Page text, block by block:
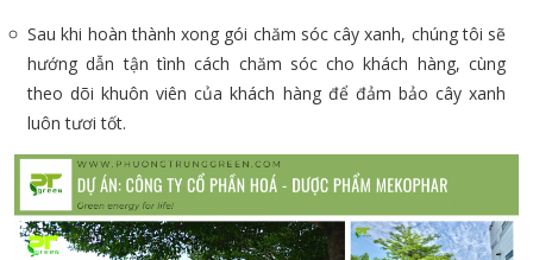
Sau khi hoàn thành xong gói chăm sóc cây xanh, chúng tôi sẽ
hướng dẫn tận tình cách chăm sóc cho khách hàng, cùng
theo dõi khuôn viên của khách hàng để đảm bảo cây xanh
luôn tươi tốt.